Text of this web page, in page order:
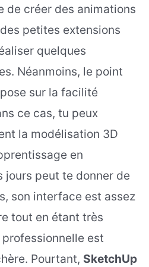
de créer des animations
petites extensions
quelques
Néanmoins, le point
sur la facilité
ce cas, tu peux
la modélisation 3D
en
jours peut te donner de
son interface est assez
tout en étant très
est
Pourtant, SketchUp